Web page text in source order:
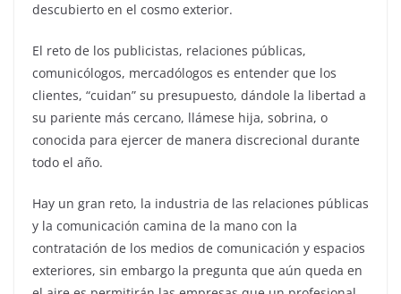
descubierto en el cosmo exterior.
El reto de los publicistas, relaciones públicas,
comunicólogos, mercadólogos es entender que los
clientes, “cuidan” su presupuesto, dándole la libertad a
su pariente más cercano, llámese hija, sobrina, o
conocida para ejercer de manera discrecional durante
todo el año.
Hay un gran reto, la industria de las relaciones públicas
y la comunicación camina de la mano con la
contratación de los medios de comunicación y espacios
exteriores, sin embargo la pregunta que aún queda en